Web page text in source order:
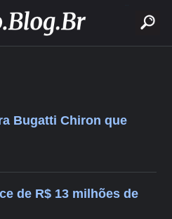
Bugatti Chiron que
de R$ 13 milhões de